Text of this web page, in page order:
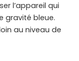
l’appareil qui
gravité bleue.
au niveau de